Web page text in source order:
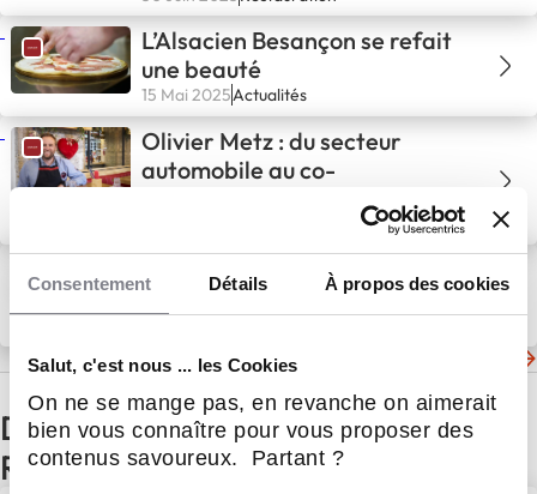
Consentement Détails À propos des cookies
Salut, c'est nous ... les Cookies
On ne se mange pas, en revanche on aimerait
bien vous connaître pour vous proposer des
contenus savoureux. Partant ?
L’Alsacien Besançon se refait
une beauté
15 Mai 2025Actualités
Olivier Metz : du secteur
automobile au co-
développement de L’Alsacien
L'Alsacien au e-Salon de
L'Express
Les dernières actualités de L'Alsacien
D'autres actualités du secteur
Restauration